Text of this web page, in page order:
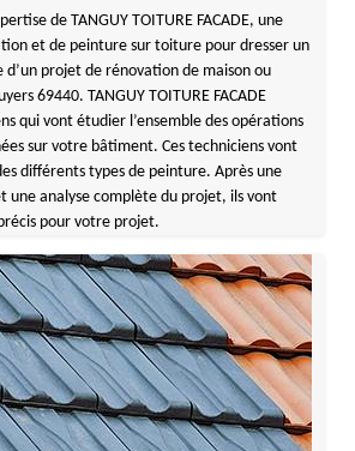
de TANGUY TOITURE FACADE, une
et de peinture sur toiture pour dresser un
d’un projet de rénovation de maison ou
69440. TANGUY TOITURE FACADE
qui vont étudier l’ensemble des opérations
sur votre bâtiment. Ces techniciens vont
différents types de peinture. Après une
une analyse complète du projet, ils vont
pour votre projet.